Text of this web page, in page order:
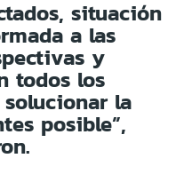
situación
a las
y
todos los
la
posible”,